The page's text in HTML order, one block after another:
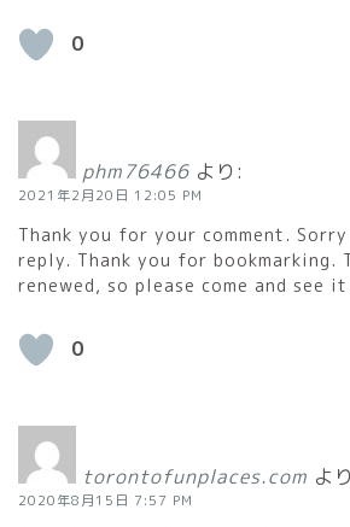
0
phm76466 より:
2021年2月20日 12:05 PM
Thank you for your comment.
reply. Thank you for bookmarking.
renewed, so please come and see
0
torontofunplaces.com よ
2020年8月15日 7:57 PM